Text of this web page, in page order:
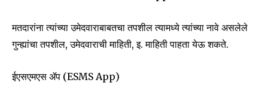
conversation.
To subscribe, simply enter your email address on our website
your privacy and won't spam your inbox. Your information is
मतदारांना त्यांच्या उमेदवाराबाबतचा तपशील त्यामध्ये त्यांच्या नावे असलेले
गुन्ह्यांचा तपशील, उमेदवाराची माहिती, इ. माहिती पाहता येऊ शकते.
ईएसएमएस ॲप (ESMS App)